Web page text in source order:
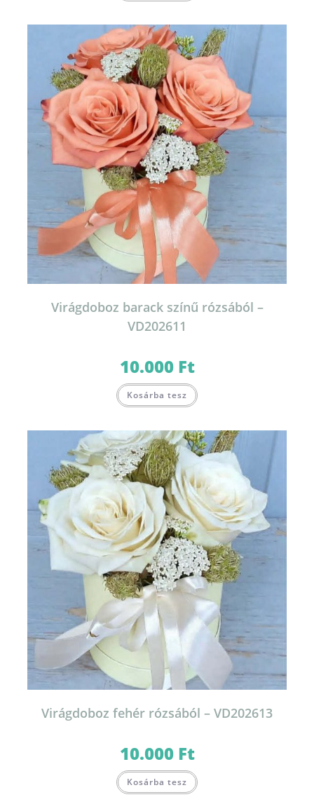
Virágdoboz barack színű rózsából –
VD202611
10.000 Ft
Kosárba tesz
Virágdoboz fehér rózsából – VD202613
10.000 Ft
Kosárba tesz